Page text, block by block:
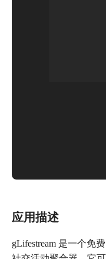
应用描述
gLifestream 是一个免